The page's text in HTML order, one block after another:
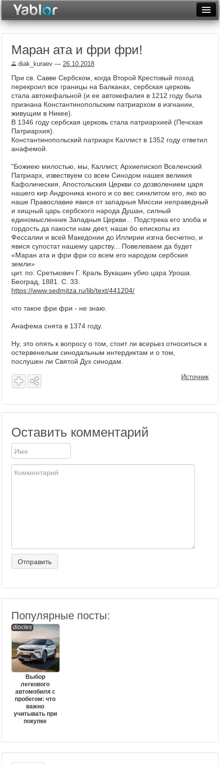
Неделя
Рейтинги
Архив
Маран ата и фри фри!
diak_kuraev — 26.10.2018
При св. Савве Сербском, когда Второй Крестовый поход
перекроил все границы на Балканах, сербская церковь
стала автокефальной (и ее автокефалия в 1212 году была
признана Константинопольским патриархом в изгнании,
живущим в Никее).
В 1346 году сербская церковь стала патриархией (Печская
Патриархия).
Константинопольский патриарх Каллист в 1352 году ответил
анафемой.
"Божиею милостью, мы, Каллист, Архиепископ Вселенский
Патриарх, извествуем со всем Синодом нашея великия
Кафолическия, Апостольския Церкви со дозволением царя
нашего кир Андроника юного и со вес синклитом его, яко во
наше Православие явися от западныя Миссии неправедный
и хищный царь сербского народа Душан, силный
единомысленник Западныя Церкви... Подстрека его злоба и
гордость да пакости нам деет, наши бо епископы из
Фессалии и всей Македонии до Иллирии изгна бесчетно, и
явися супостат нашему царству... Повелеваем да будет
«Маран ата и фри фри со всем его народом сербския
земли»
цит. по: Сретькович Г. Краль Вукашин убио цара Уроша.
Београд, 1881. С. 33.
https://www.sedmitza.ru/lib/text/441204/
что такое фри фри - не знаю.
Анафема снята в 1374 году.
Ну, это опять к вопросу о том, стоит ли всерьез относиться к
остервенелым синодальным интердиктам и о том,
послушен ли Святой Дух синодам.
Источник
Оставить комментарий
Популярные посты:
diocles
Выбор
легкового
автомобиля с
пробегом: что
важно
учитывать при
покупке